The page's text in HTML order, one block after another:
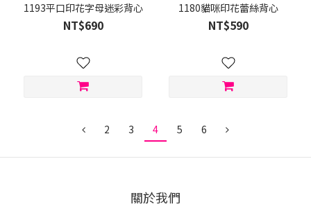
1193平口印花字母迷彩背心
NT$690
1180貓咪印花蕾絲背心
NT$590
2 3 4 5 6
關於我們